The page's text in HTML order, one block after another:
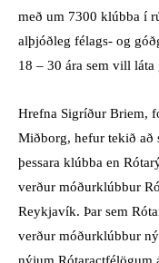
með um 7300 klúbba í
alþjóðleg félags- og
18 – 30 ára sem vill
Hrefna Sigríður Briem,
Miðborg, hefur tekið að
þessara klúbba en
verður móðurklúbbur
Reykjavík. Þar sem
verður móðurklúbbur